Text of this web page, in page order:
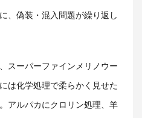
、偽装・混入問題が繰り返し
スーパーファインメリノウー
は化学処理で柔らかく見せた
アルパカにクロリン処理、羊